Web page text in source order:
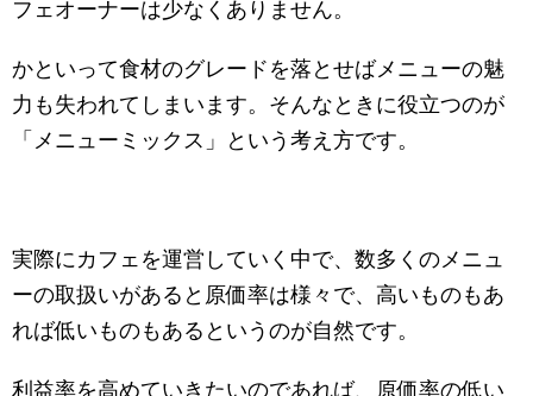
フェオーナーは少なくありません。
かといって食材のグレードを落とせばメニューの魅
力も失われてしまいます。そんなときに役立つのが
「メニューミックス」という考え方です。
実際にカフェを運営していく中で、数多くのメニュ
ーの取扱いがあると原価率は様々で、高いものもあ
れば低いものもあるというのが自然です。
利益率を高めていきたいのであれば、原価率の低い